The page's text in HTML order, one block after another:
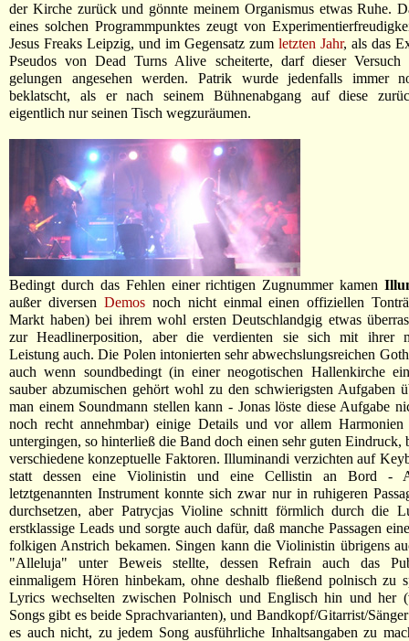
der Kirche zurück und gönnte meinem Organismus etwas Ruhe.
eines solchen Programmpunktes zeugt von
Jesus Freaks Leipzig, und im Gegensatz zum letzten Jahr, als das
Pseudos von Dead Turns Alive scheiterte, darf dieser Versuch
gelungen angesehen werden. Patrik wurde jedenfalls immer
beklatscht, als er nach seinem Bühnenabgang auf diese
eigentlich nur seinen Tisch wegzuräumen.
Bedingt durch das Fehlen einer richtigen Zugnummer kamen
außer diversen Demosnoch nicht einmal einen offiziellen
Markt haben) bei ihrem wohl ersten Deutschlandgig etwas
zur Headlinerposition, aber die verdienten sie sich mit ihrer
Leistung auch. Die Polen intonierten sehr abwechslungsreichen
auch wenn soundbedingt (in einer neogotischen Hallenkirche
sauber abzumischen gehört wohl zu den schwierigsten Aufgaben
man einem Soundmann stellen kann - Jonas löste diese Aufgabe
noch recht annehmbar) einige Details und vor allem
untergingen, so hinterließ die Band doch einen sehr guten Eindruck,
verschiedene konzeptuelle Faktoren. Illuminandi verzichten auf
statt dessen eine Violinistin und eine Cellistin an Bord -
letztgenannten Instrument konnte sich zwar nur in ruhigeren
durchsetzen, aber Patrycjas Violine schnitt förmlich durch die
erstklassige Leads und sorgte auch dafür, daß manche Passagen
folkigen Anstrich bekamen. Singen kann die Violinistin übrigens
"Alleluja" unter Beweis stellte, dessen Refrain auch das
einmaligem Hören hinbekam, ohne deshalb fließend polnisch zu
Lyrics wechselten zwischen Polnisch und Englisch hin und her
Songs gibt es beide Sprachvarianten), und Bandkopf/Gitarrist/
es auch nicht, zu jedem Song ausführliche Inhaltsangaben zu